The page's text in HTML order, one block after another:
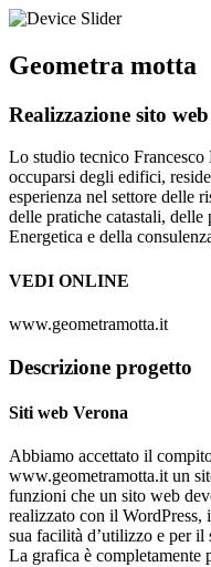
Geometra motta
Realizzazione sito
Lo studio tecnico
occuparsi degli edifici,
esperienza nel settore delle
delle pratiche catastali,
Energetica e della
VEDI ONLINE
www.geometramotta.it
Descrizione progetto
Siti web Verona
Abbiamo accettato il
www.geometramotta.it un
funzioni che un sito web
realizzato con il
sua facilità d’utilizzo e per il
La grafica è completamente